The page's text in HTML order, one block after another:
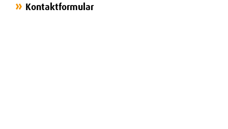
Kontaktformular